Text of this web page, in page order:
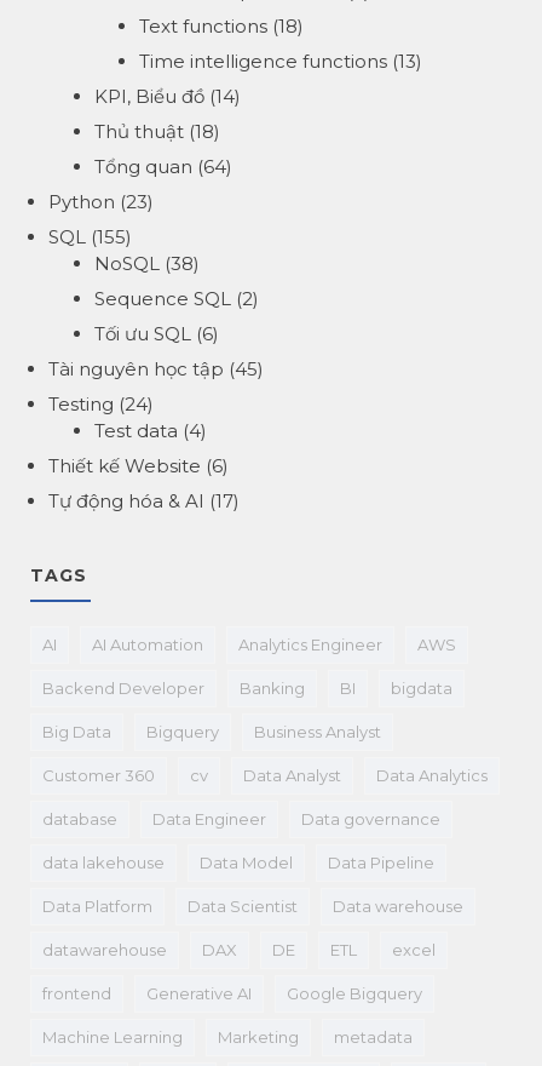
Text functions (18)
Time intelligence functions (13)
KPI, Biểu đồ(14)
Thủ thuật(18)
Tổng quan (64)
Python (23)
SQL
(155)
NoSQL
(38)
Sequence SQL
(2)
Tối ưu SQL
(6)
Tài nguyên học tập (45)
Testing (24)
Test data (4)
Thiết kế Website (6)
Tự động hóa & AI (17)
TAGS
AI AI Automation Analytics Engineer AWS
Backend Developer Banking BI bigdata
Big Data Bigquery Business Analyst
Customer 360 cv Data Analyst Data Analytics
database Data Engineer Data governance
data lakehouse Data Model Data Pipeline
Data Platform Data Scientist Data warehouse
datawarehouse DAX DE ETL excel
frontend Generative AI Google Bigquery
Machine Learning Marketing metadata